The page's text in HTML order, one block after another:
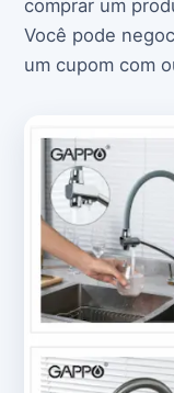
comprar um
Você pode
um cupom com